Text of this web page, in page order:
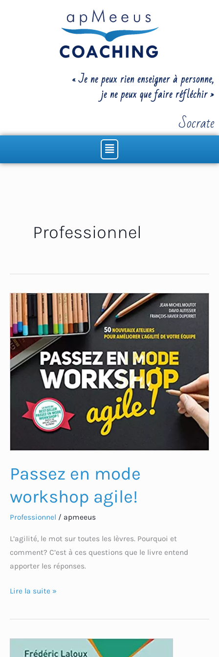
« Je ne peux rien enseigner à personne,
je ne peux que faire réfléchir »
Socrate
Menu
Professionnel
Passez en mode
workshop agile!
Professionnel / apmeeus
L’agilité, le mot sur toutes les lèvres. Pourquoi et
comment? C’est à ces questions que le livre entend
apporter les réponses.
Passez
en
mode
workshop
agile!
Lire la suite »